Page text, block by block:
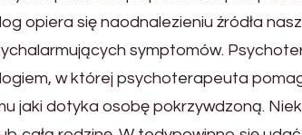
opiera się naodnalezieniu źródła
symptomów.
w której psychoterapeuta
jaki dotyka osobę pokrzywdzoną.